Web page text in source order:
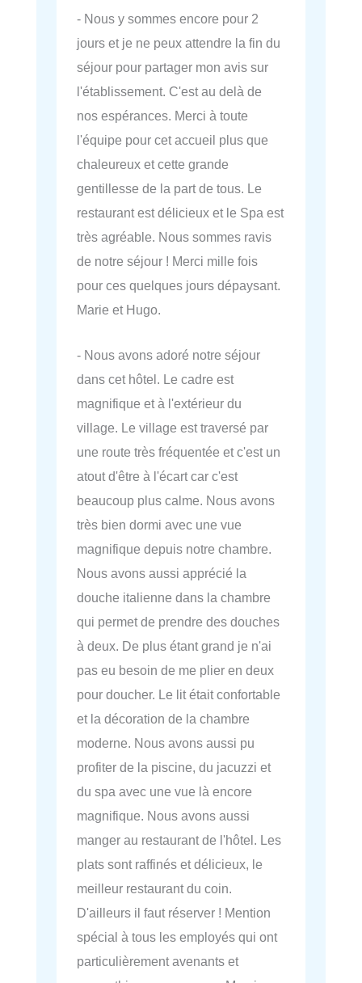
- Nous y sommes encore pour 2
jours et je ne peux attendre la fin du
séjour pour partager mon avis sur
l'établissement. C'est au delà de
nos espérances. Merci à toute
l'équipe pour cet accueil plus que
chaleureux et cette grande
gentillesse de la part de tous. Le
restaurant est délicieux et le Spa est
très agréable. Nous sommes ravis
de notre séjour ! Merci mille fois
pour ces quelques jours dépaysant.
Marie et Hugo.
- Nous avons adoré notre séjour
dans cet hôtel. Le cadre est
magnifique et à l'extérieur du
village. Le village est traversé par
une route très fréquentée et c'est un
atout d'être à l'écart car c'est
beaucoup plus calme. Nous avons
très bien dormi avec une vue
magnifique depuis notre chambre.
Nous avons aussi apprécié la
douche italienne dans la chambre
qui permet de prendre des douches
à deux. De plus étant grand je n'ai
pas eu besoin de me plier en deux
pour doucher. Le lit était confortable
et la décoration de la chambre
moderne. Nous avons aussi pu
profiter de la piscine, du jacuzzi et
du spa avec une vue là encore
magnifique. Nous avons aussi
manger au restaurant de l'hôtel. Les
plats sont raffinés et délicieux, le
meilleur restaurant du coin.
D'ailleurs il faut réserver ! Mention
spécial à tous les employés qui ont
particulièrement avenants et